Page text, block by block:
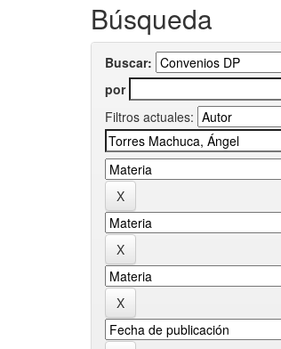
Búsqueda
Buscar:
por
Filtros actuales: